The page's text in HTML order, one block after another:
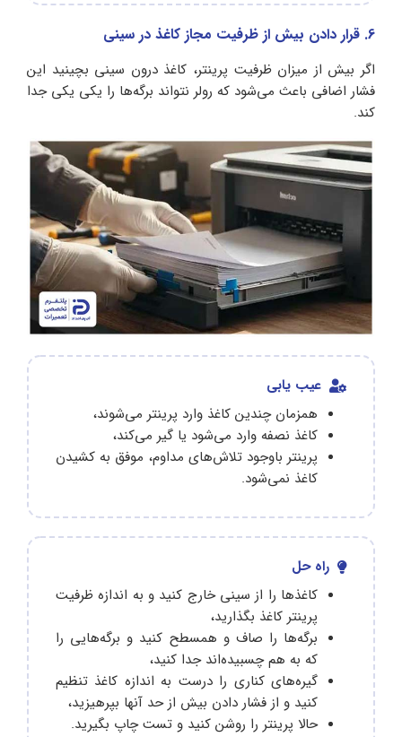
6. قرار دادن بیش از ظرفیت مجاز کاغذ در سینی
اگر بیش از میزان ظرفیت پرینتر، کاغذ درون سینی بچینید این
فشار اضافی باعث می‌شود که رولر نتواند برگه‌ها را یکی یکی جدا
کند.
عیب یابی
همزمان چندین کاغذ وارد پرینتر می‌شوند،
کاغذ نصفه وارد می‌شود یا گیر می‌کند،
پرینتر باوجود تلاش‌های مداوم، موفق به کشیدن
کاغذ نمی‌شود.
راه حل
کاغذها را از سینی خارج کنید و به اندازه ظرفیت
پرینتر کاغذ بگذارید،
برگه‌ها را صاف و همسطح کنید و برگه‌هایی را
که به هم چسبیده‌اند جدا کنید،
گیره‌های کناری را درست به اندازه کاغذ تنظیم
کنید و از فشار دادن بیش از حد آنها بپرهیزید،
حالا پرینتر را روشن کنید و تست چاپ بگیرید.